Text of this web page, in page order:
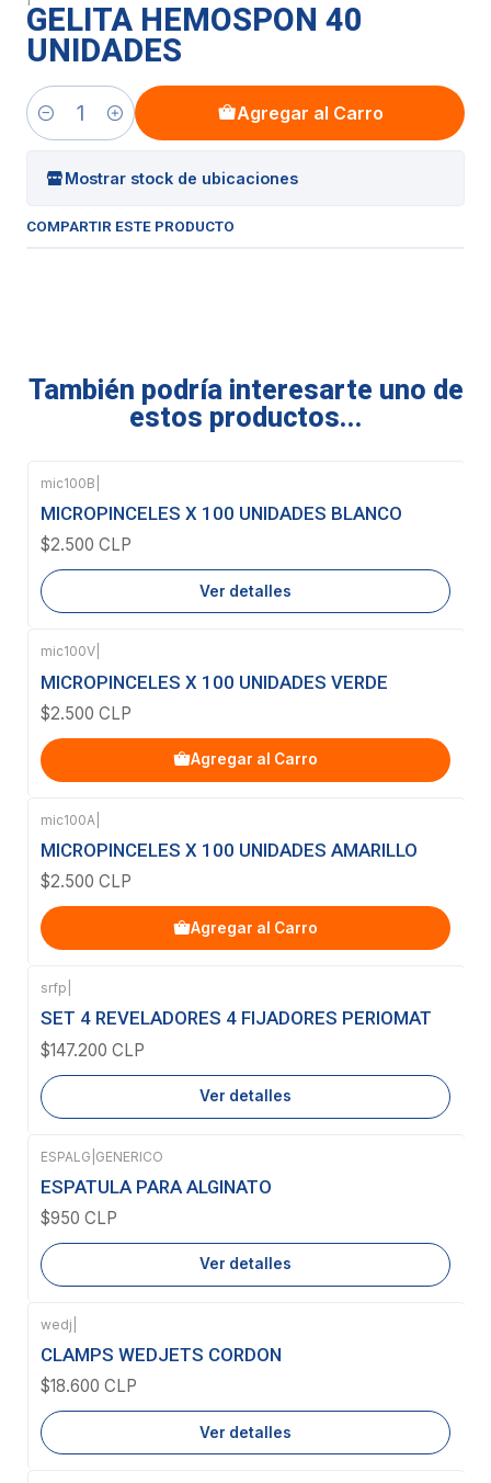
GELITA HEMOSPON 40
UNIDADES
Cantidad
Agregar al Carro
Mostrar stock de ubicaciones
COMPARTIR ESTE PRODUCTO
También podría interesarte uno de
estos productos...
Agotado
mic100B
MICROPINCELES X 100 UNIDADES BLANCO
$2.500 CLP
Ver detalles
mic100V
MICROPINCELES X 100 UNIDADES VERDE
$2.500 CLP
Agregar al Carro
mic100A
MICROPINCELES X 100 UNIDADES AMARILLO
$2.500 CLP
Agregar al Carro
Agotado
srfp
SET 4 REVELADORES 4 FIJADORES PERIOMAT
$147.200 CLP
Ver detalles
Agotado
ESPALG GENERICO
ESPATULA PARA ALGINATO
$950 CLP
Ver detalles
Agotado
wedj
CLAMPS WEDJETS CORDON
$18.600 CLP
Ver detalles